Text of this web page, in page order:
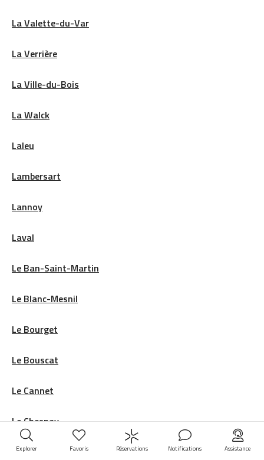
La Valette-du-Var
La Verrière
La Ville-du-Bois
La Walck
Laleu
Lambersart
Lannoy
Laval
Le Ban-Saint-Martin
Le Blanc-Mesnil
Le Bourget
Le Bouscat
Le Cannet
Le Chesnay
Le Crès
Explorer Favoris Réservations Notifications Assistance